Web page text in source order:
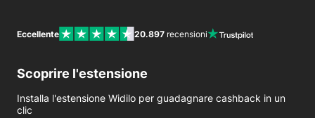
Eccellente 20.897 recensioni
Scoprire l'estensione
Installa l'estensione Widilo per guadagnare cashback in un
clic